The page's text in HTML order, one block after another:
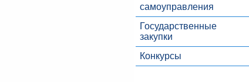
самоуправления
Государственные
закупки
Конкурсы